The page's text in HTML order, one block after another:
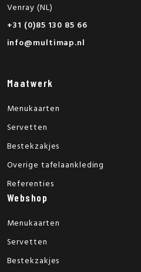
Venray (NL)
+31 (0)85 130 85 66
info@multimap.nl
Maatwerk
Menukaarten
Servetten
Bestekzakjes
Overige tafelaankleding
Referenties
Webshop
Menukaarten
Servetten
Bestekzakjes